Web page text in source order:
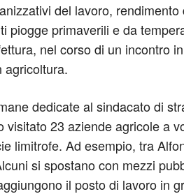
del lavoro,
piogge primaverili e da
nel corso di un incontro
agricoltura.
dedicate al sindacato di
visitato 23 aziende agricole a
limitrofe. Ad esempio, tra
si spostano con mezzi
il posto di lavoro in